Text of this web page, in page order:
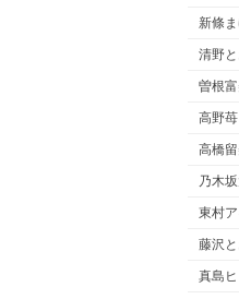
新條
清野
曽根
高野苺
高橋
乃木
東村
藤沢
真島ヒ